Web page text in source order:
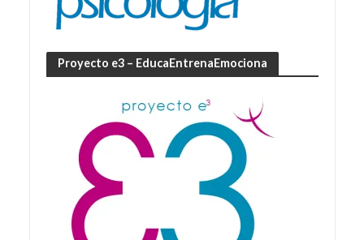
Proyecto e3 – EducaEntrenaEmociona